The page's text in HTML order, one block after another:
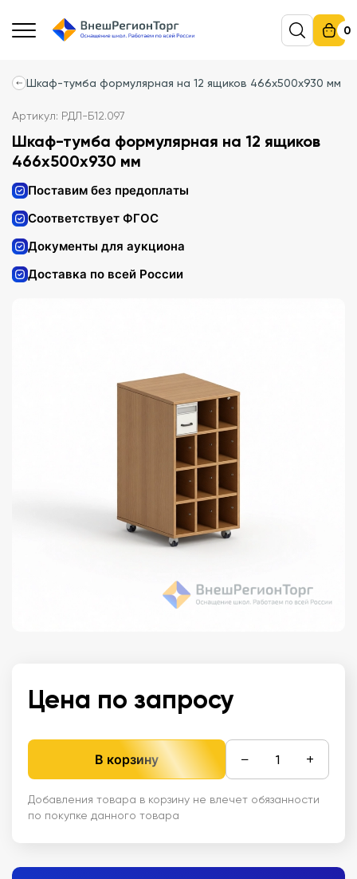
0
Шкаф-тумба формулярная на 12 ящиков 466х500х930 мм
Артикул: РДЛ-Б12.097
Шкаф-тумба формулярная на 12 ящиков
466х500х930 мм
Поставим без предоплаты
Соответствует ФГОС
Документы для аукциона
Доставка по всей России
Цена по запросу
В корзину − +
Добавления товара в корзину не влечет обязанности
по покупке данного товара